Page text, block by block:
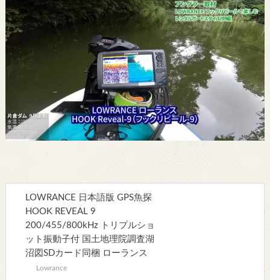
LOWRANCE 日本語版 GPS魚探
HOOK REVEAL 9
200/455/800kHz トリプルショ
ット振動子付 国土地理院調査湖
沼図SDカード同梱 ローランス
Lowrance